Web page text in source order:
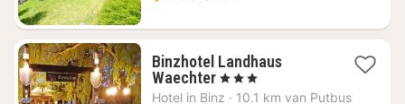
Binzhotel Landhaus
Waechter1
nacht
, 3 Sterren
Hotel in Binz · 10.1 km van Putbus